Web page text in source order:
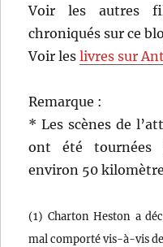
Voir les autres
chroniqués sur ce
Voir leslivres sur
Remarque :
* Les scènes de
ont été tournées
environ 50
(1) Charton Heston a
mal comporté vis-à-vis